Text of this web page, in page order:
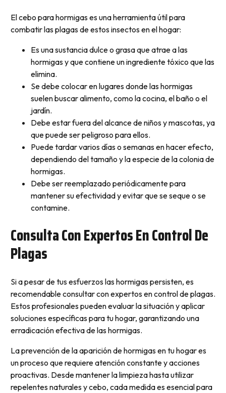
El cebo para hormigas es una herramienta útil para
combatir las plagas de estos insectos en el hogar:
Es una sustancia dulce o grasa que atrae a las
hormigas y que contiene un ingrediente tóxico que las
elimina.
Se debe colocar en lugares donde las hormigas
suelen buscar alimento, como la cocina, el baño o el
jardín.
Debe estar fuera del alcance de niños y mascotas, ya
que puede ser peligroso para ellos.
Puede tardar varios días o semanas en hacer efecto,
dependiendo del tamaño y la especie de la colonia de
hormigas.
Debe ser reemplazado periódicamente para
mantener su efectividad y evitar que se seque o se
contamine.
Consulta Con Expertos En Control De
Plagas
Si a pesar de tus esfuerzos las hormigas persisten, es
recomendable consultar con expertos en control de plagas.
Estos profesionales pueden evaluar la situación y aplicar
soluciones específicas para tu hogar, garantizando una
erradicación efectiva de las hormigas.
La prevención de la aparición de hormigas en tu hogar es
un proceso que requiere atención constante y acciones
proactivas. Desde mantener la limpieza hasta utilizar
repelentes naturales y cebo, cada medida es esencial para